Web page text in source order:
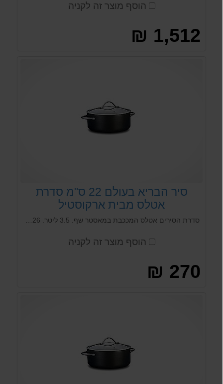
הוסף מוצר זה לקניה
1,512 ₪
סיר הבריא בעולם 22 ס"מ סדרת
אטלס מבית ארקוסטיל
הוסף מוצר זה לקניה
270 ₪